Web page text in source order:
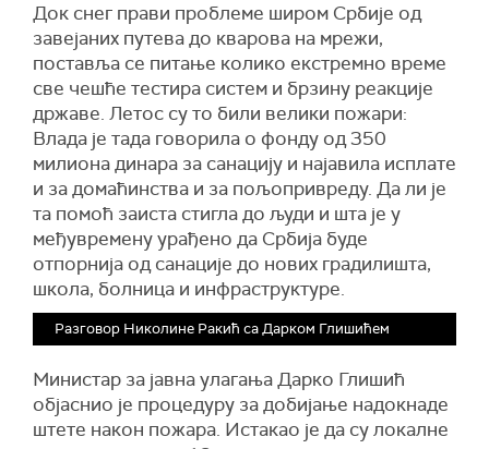
Док снег прави проблеме широм Србије од
завејаних путева до кварова на мрежи,
поставља се питање колико екстремно време
све чешће тестира систем и брзину реакције
државе. Летос су то били велики пожари:
Влада је тада говорила о фонду од 350
милиона динара за санацију и најавила исплате
и за домаћинства и за пољопривреду. Да ли је
та помоћ заиста стигла до људи и шта је у
међувремену урађено да Србија буде
отпорнија од санације до нових градилишта,
школа, болница и инфраструктуре.
Разговор Николине Ракић са Дарком Глишићем
Министар за јавна улагања Дарко Глишић
објаснио је процедуру за добијање надокнаде
штете након пожара. Истакао је да су локалне